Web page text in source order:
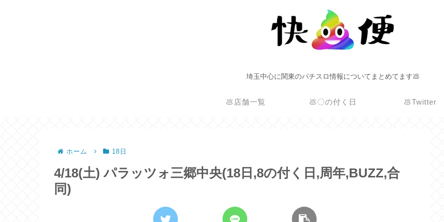
埼玉中心に関東のパチスロ情報についてまとめてます💩
💩店舗一覧 💩〇の付く日 💩Twitter
ホーム 18日
4/18(土) パラッツォ三郷中央(18日,8の付く日,周年,BUZZ,合
同)